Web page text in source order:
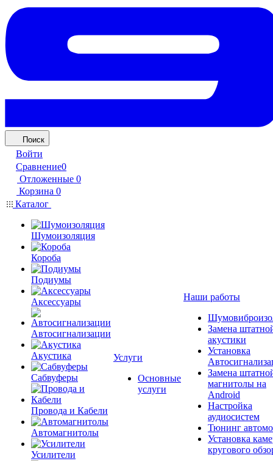
Поиск
Войти
Сравнение0
Отложенные 0
Корзина 0
Каталог
Шумоизоляция
Короба
Подиумы
Аксессуары
Автосигнализации
Акустика
Сабвуферы
Провода и Кабели
Автомагнитолы
Усилители
Услуги
Основные
услуги
Наши работы
Замена
акустики
Установка
Замена
магнитолы на
Android
Настройка
аудиосистем
Тюнинг
Установка
кругового